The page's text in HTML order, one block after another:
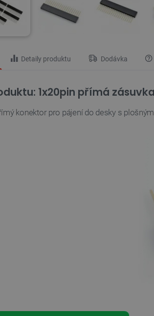
Detaily produktu Dodávka
1x20pin přímá
konektor pro pájení do desky s